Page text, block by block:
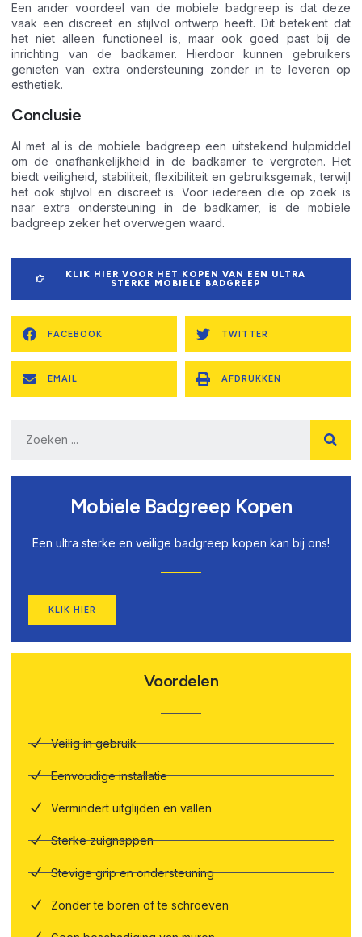
Een ander voordeel van de mobiele badgreep is dat deze
vaak een discreet en stijlvol ontwerp heeft. Dit betekent dat
het niet alleen functioneel is, maar ook goed past bij de
inrichting van de badkamer. Hierdoor kunnen gebruikers
genieten van extra ondersteuning zonder in te leveren op
esthetiek.
Conclusie
Al met al is de mobiele badgreep een uitstekend hulpmiddel
om de onafhankelijkheid in de badkamer te vergroten. Het
biedt veiligheid, stabiliteit, flexibiliteit en gebruiksgemak, terwijl
het ook stijlvol en discreet is. Voor iedereen die op zoek is
naar extra ondersteuning in de badkamer, is de mobiele
badgreep zeker het overwegen waard.
KLIK HIER VOOR HET KOPEN VAN EEN ULTRA
STERKE MOBIELE BADGREEP
FACEBOOK TWITTER
EMAIL AFDRUKKEN
Mobiele Badgreep Kopen
Een ultra sterke en veilige badgreep kopen kan bij ons!
KLIK HIER
Voordelen
Veilig in gebruik
Eenvoudige installatie
Vermindert uitglijden en vallen
Sterke zuignappen
Stevige grip en ondersteuning
Zonder te boren of te schroeven